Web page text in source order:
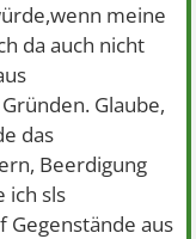
meine
da auch nicht
Glaube,
das
Beerdigung
ich sls
Gegenstände aus